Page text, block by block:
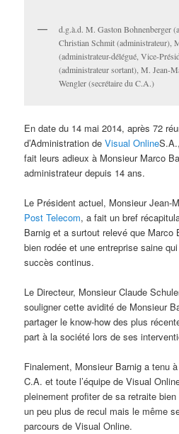
d.g.à.d. M. Gaston Bohnenberger
Christian Schmit (administrateur),
(administrateur-délégué, Vice-
(administrateur sortant), M. Jean-
Wengler (secrétaire du C.A.)
En date du 14 mai 2014, après 72
d’Administration deVisual Online
fait leurs adieux à Monsieur Marco
administrateur depuis 14 ans.
Le Président actuel, Monsieur Jean-
Post Telecom, a fait un bref
Barnig et a surtout relevé que Marco
bien rodée et une entreprise saine
succès continus.
Le Directeur, Monsieur Claude
souligner cette avidité de Monsieur
partager le know-how des plus
part à la société lors de ses
Finalement, Monsieur Barnig a tenu
C.A. et toute l’équipe de Visual
pleinement profiter de sa retraite
un peu plus de recul mais le même
parcours de Visual Online.